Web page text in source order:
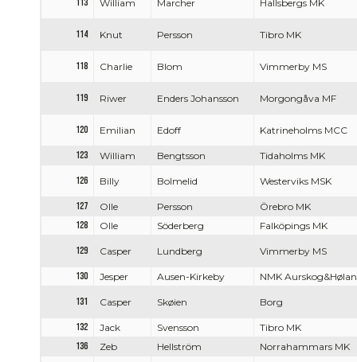
113 William Marcher Hallsbergs MK
114 Knut Persson Tibro MK
118 Charlie Blom Vimmerby MS
119 Riwer Enders Johansson Morgongåva MF
120 Emilian Edoff Katrineholms MCC
123 William Bengtsson Tidaholms MK
126 Billy Bolmelid Westerviks MSK
127 Olle Persson
Örebro MK
128
Olle Söderberg Falköpings MK
129 Casper Lundberg Vimmerby MS
130 Jesper Ausen-Kirkeby NMK
131 Casper Skøien Borg
132 Jack Svensson
Tibro MK
136
Zeb Hellström Norrahammars MK